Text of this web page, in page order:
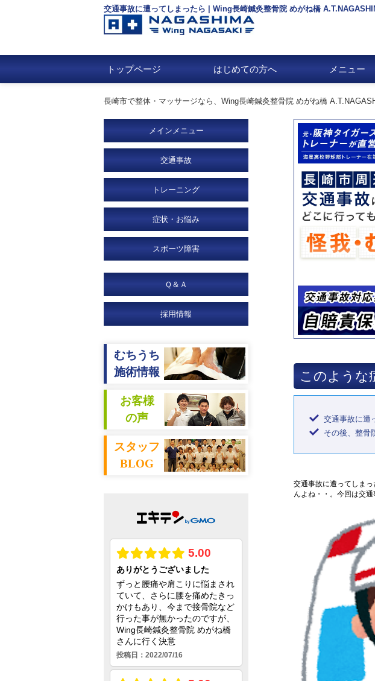
交通事故に遭ってしまったら | Wing長崎鍼灸整骨院 めがね橋
トップページ はじめての方へ メニュー
長崎市で整体・マッサージなら、Wing長崎鍼灸整骨院 めがね橋
このような
交通事故に遭
その後、整骨
交通事故に遭ってしま
んよね・・。今回は交
メインメニュー
交通事故
トレーニング
症状・お悩み
スポーツ障害
Ｑ＆Ａ
採用情報
むちうち
施術情報
お客様
の声
スタッフ
BLOG